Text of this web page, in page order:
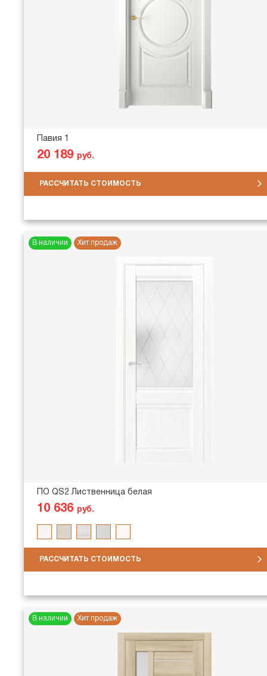
Павия 1
20 189 руб.
РАССЧИТАТЬ СТОИМОСТЬ
В наличии Хит продаж
ПО QS2 Лиственница белая
10 636 руб.
РАССЧИТАТЬ СТОИМОСТЬ
В наличии Хит продаж